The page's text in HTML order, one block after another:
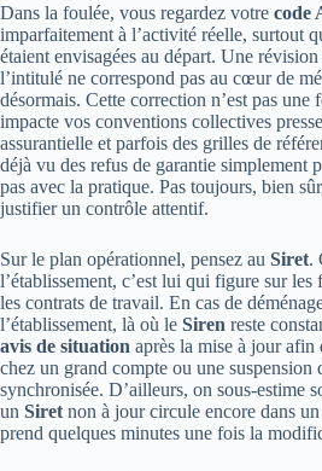
Dans la foulée, vous regardez votre code
imparfaitement à l’activité réelle, surtout
étaient envisagées au départ. Une
l’intitulé ne correspond pas au cœur de
désormais. Cette correction n’est pas
impacte vos conventions collectives
assurantielle et parfois des grilles de
déjà vu des refus de garantie simplement
pas avec la pratique. Pas toujours, bien
justifier un contrôle attentif.
Sur le plan opérationnel, pensez au Siret.
l’établissement, c’est lui qui figure sur
les contrats de travail. En cas de
l’établissement, là où le Siren reste
avis de situation après la mise à jour afin
chez un grand compte ou une suspension
synchronisée. D’ailleurs, on sous-estime
un Siret non à jour circule encore dans
prend quelques minutes une fois la